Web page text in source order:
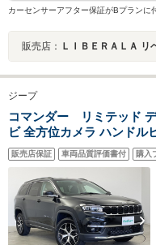
カーセンサーアフター保証がBプランに
販売店： ＬＩＢＥＲＡＬＡ リ
ジープ
コマンダー リミテッド
ビ 全方位カメラ ハンドル
販売店保証 車両品質評価書付 購入